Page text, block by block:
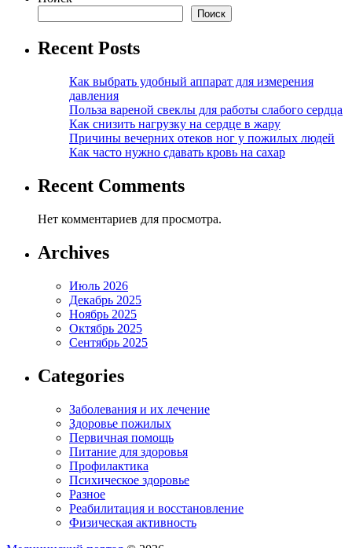
Поиск
Recent Posts
Как выбрать удобный аппарат для измерения
давления
Польза вареной свеклы для работы слабого сердца
Как снизить нагрузку на сердце в жару
Причины вечерних отеков ног у пожилых людей
Как часто нужно сдавать кровь на сахар
Recent Comments
Нет комментариев для просмотра.
Archives
Июль 2026
Декабрь 2025
Ноябрь 2025
Октябрь 2025
Сентябрь 2025
Categories
Заболевания и их лечение
Здоровье пожилых
Первичная помощь
Питание для здоровья
Профилактика
Психическое здоровье
Разное
Реабилитация и восстановление
Физическая активность